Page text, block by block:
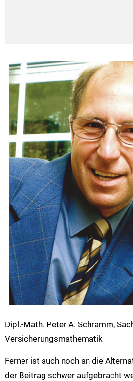
Dipl.-Math. Peter A. Schramm,
Versicherungsmathematik
Ferner ist auch noch an die
der Beitrag schwer aufgebracht